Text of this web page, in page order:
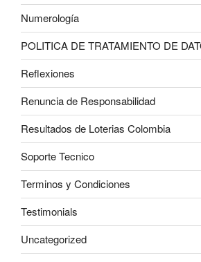
Numerología
POLITICA DE TRATAMIENTO DE
Reflexiones
Renuncia de Responsabilidad
Resultados de Loterias Colombia
Soporte Tecnico
Terminos y Condiciones
Testimonials
Uncategorized